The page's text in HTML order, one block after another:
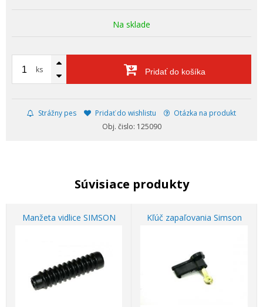
Na sklade
ks Pridať do košíka
Strážny pes Pridať do wishlistu
Otázka na produkt
Obj. čislo: 125090
Súvisiace produkty
Manžeta vidlice SIMSON Kľúč zapaľovania Simson